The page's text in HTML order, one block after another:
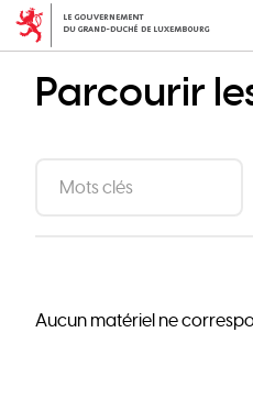
Aller
au
principal
Aucun matériel ne